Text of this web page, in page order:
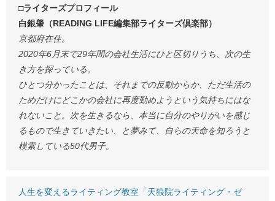
□ライターズプロフィール
白銀肇（READING LIFE編集部ライターズ倶楽部）
京都府在住。
2020年6月末で29年間の会社生活にひと区切りうち、次の生
き方を探っている。
ひとつ分かったことは、それまでの反動からか、ただ生活の
ためだけにどこかの会社に再度勤めようという気持ちにはな
れないこと。次を生きるなら、本当に自分のやりがいを感じ
るもので生きていきたい、と夢みて、自らの天命を知ろうと
模索している50代男子。
人生を変えるライティング教室「天狼院ライティング・ゼ